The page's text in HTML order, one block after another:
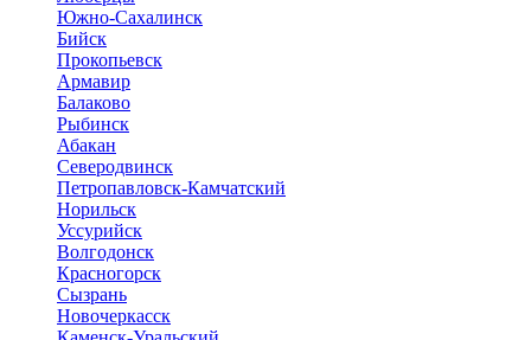
Южно-Сахалинск
Бийск
Прокопьевск
Армавир
Балаково
Рыбинск
Абакан
Северодвинск
Петропавловск-Камчатский
Норильск
Уссурийск
Волгодонск
Красногорск
Сызрань
Новочеркасск